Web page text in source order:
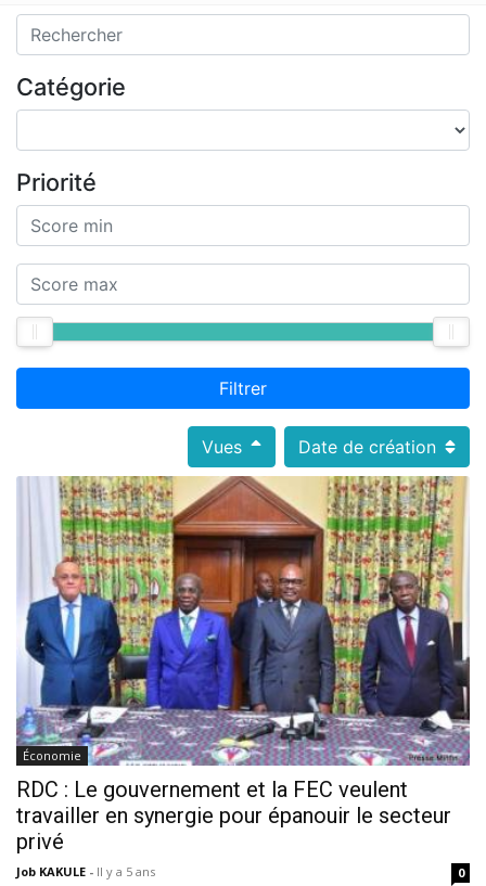
Catégorie
Priorité
Filtrer
Vues Date de création
Économie
RDC : Le gouvernement et la FEC veulent
travailler en synergie pour épanouir le secteur
privé
Job KAKULE - Il y a 5 ans 0